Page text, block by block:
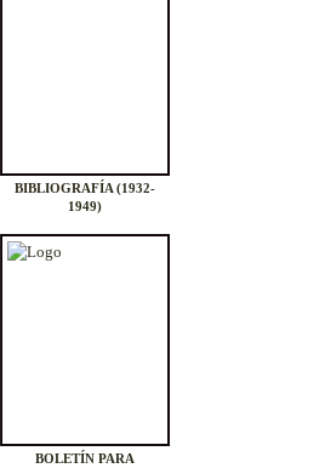
BIBLIOGRAFÍA (1932-
1949)
BOLETÍN PARA